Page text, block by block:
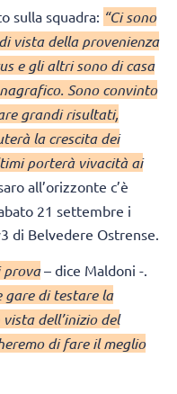
sulla squadra: “Ci sono
vista della provenienza
e gli altri sono di casa
Sono convinto
grandi risultati,
la crescita dei
porterà vivacità ai
all’orizzonte c’è
21 settembre i
di Belvedere Ostrense.
prova– dice Maldoni -.
gare di testare la
dell’inizio del
di fare il meglio